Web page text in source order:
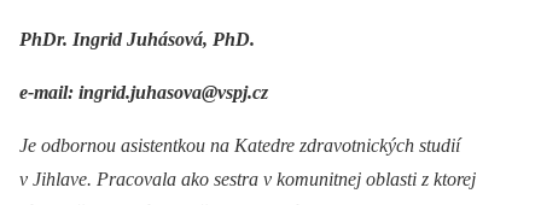
PhDr. Ingrid Juhásová, PhD.
e-mail: ingrid.juhasova@vspj.cz
Je odbornou asistentkou na Katedre zdravotnických studií
v Jihlave. Pracovala ako sestra v komunitnej oblasti z ktorej